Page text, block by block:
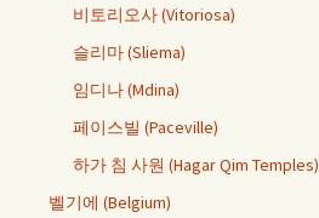
비토리오사 (Vitoriosa)
슬리마 (Sliema)
임디나 (Mdina)
페이스빌 (Paceville)
하가 침 사원 (Hagar Qim Temples)
벨기에 (Belgium)